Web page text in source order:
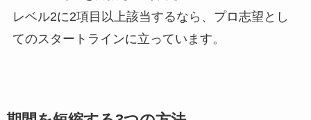
レベル2に2項目以上該当するなら、プロ志望とし
てのスタートラインに立っています。